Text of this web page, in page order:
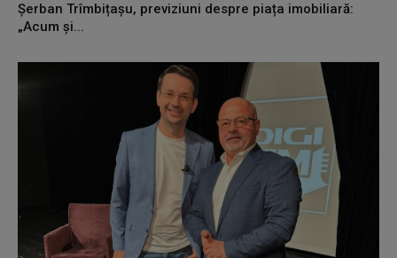
Șerban Trîmbițașu, previziuni despre piața imobiliară:
„Acum și...